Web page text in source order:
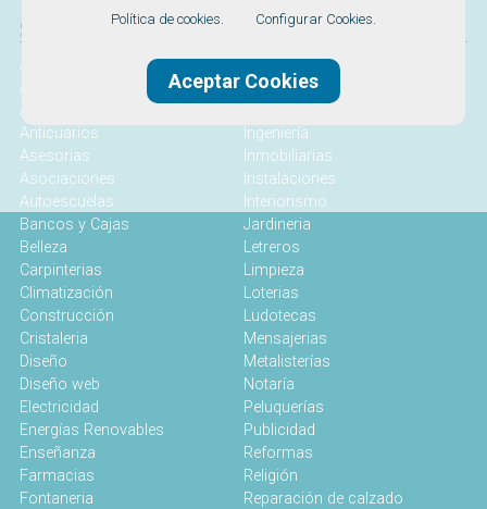
SERVICIOS
Abogados
Alojamiento
Alquiler
Anticuarios
Asesorias
Asociaciones
Autoescuelas
Bancos y Cajas
Belleza
Carpinterias
Climatización
Construcción
Cristaleria
Diseño
Diseño web
Electricidad
Energías Renovables
Enseñanza
Farmacias
Fontaneria
Idiomas
Industrial
Ingeniería
Inmobiliarias
Instalaciones
Interiorismo
Jardineria
Letreros
Limpieza
Loterias
Ludotecas
Mensajerias
Metalisterías
Notaría
Peluquerías
Publicidad
Reformas
Religión
Reparación de calzado
Política de cookies.
Configurar Cookies.
Aceptar Cookies